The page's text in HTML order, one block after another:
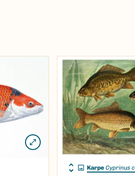
Karpe Cyprinus